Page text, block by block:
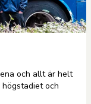
och allt är helt
och